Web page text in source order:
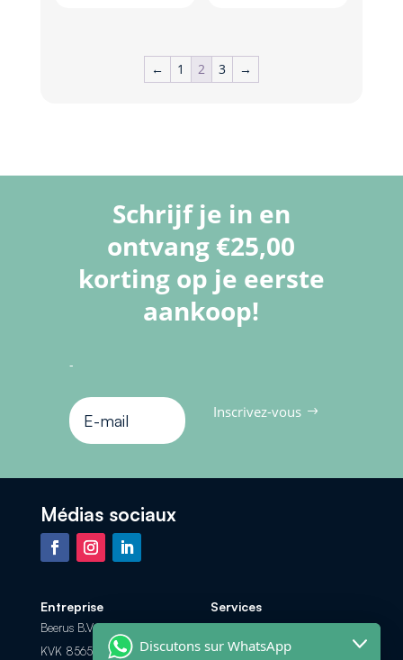
← 1 2 3 →
Schrijf je in en
ontvang €25,00
korting op je eerste
aankoop!
-
Inscrivez-vous
Médias sociaux
Entreprise
Beerus B.V.
KVK 85658308
Services
Foire aux Questions
Les options de paiement
Discutons sur WhatsApp